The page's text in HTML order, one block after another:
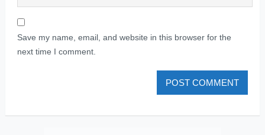
Save my name, email, and website in this browser for the
next time I comment.